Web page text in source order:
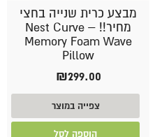
מבצע כרית שנייה בחצי
מחיר!! Nest Curve –
Memory Foam Wave
Pillow
₪299.00
צפייה במוצר
הוספה לסל